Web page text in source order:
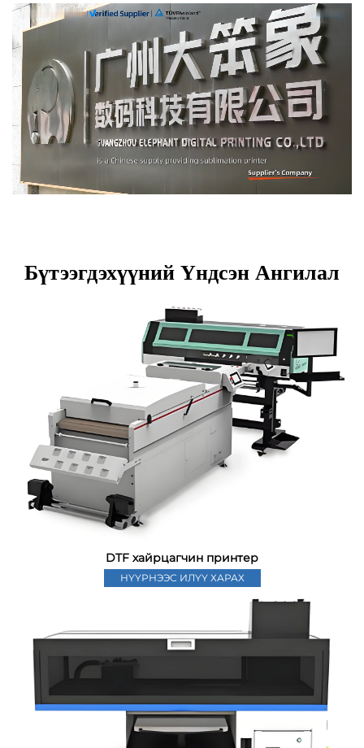
Бүтээгдэхүүний Үндсэн Ангилал
DTF хайрцагчин принтер
НҮҮРНЭЭС ИЛҮҮ ХАРАХ